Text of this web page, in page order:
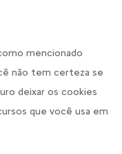
mencionado
não tem certeza se
deixar os cookies
que você usa em